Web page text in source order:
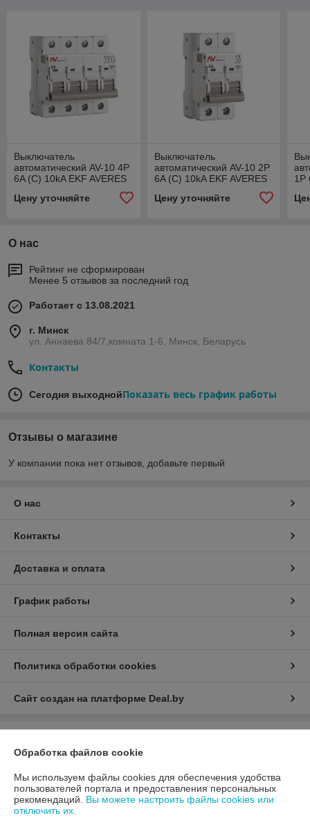
Выключатель
автоматический AV-10 4P
6A (C) 10kA EKF AVERES
Цену уточняйте
Выключатель
автоматический AV-10 2P
6A (C) 10kA EKF AVERES
Цену уточняйте
1P
О нас
Рейтинг не сформирован
Менее 5 отзывов за последний год
Работает с 13.08.2021
г. Минск
ул. Аннаева 84/7,комната 1-6, Минск, Беларусь
Контакты
Сегодня выходнойПоказать весь график работы
Отзывы о магазине
У компании пока нет отзывов, добавьте первый
О нас
Контакты
Доставка и оплата
График работы
Полная версия сайта
Политика обработки cookies
Сайт создан на платформе Deal.by
220037, г. Минск, ул. Аннаева 84/7,комната 1-6
Регистрационный номер ЕГР: 193597061
Обработка файлов cookie
Мы используем файлы cookies для обеспечения удобства
пользователей портала и предоставления персональных
рекомендаций. Вы можете настроить файлы cookies или
отключить их.